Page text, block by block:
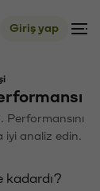
Giriş yap
iyi analiz edin.
kadardı?